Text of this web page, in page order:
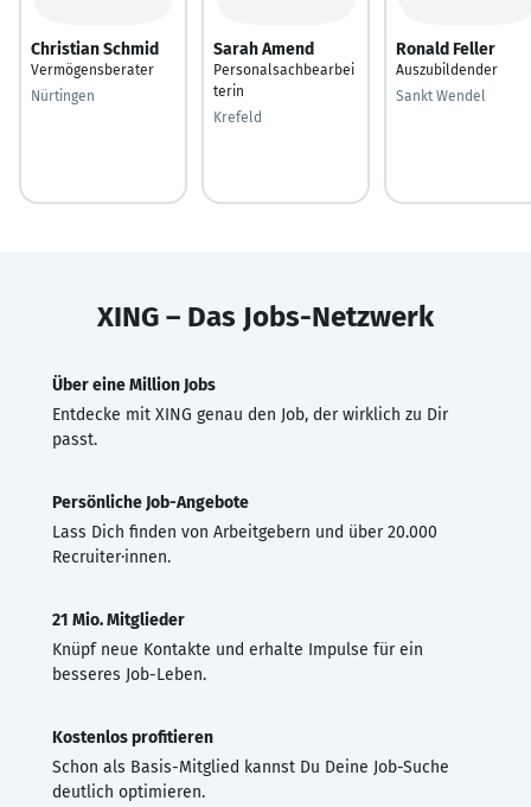
Christian Schmid
Vermögensberater
Nürtingen
Sarah Amend
Personalsachbearbei
terin
Krefeld
Ronald Feller
Auszubildender
Sankt Wendel
XING – Das Jobs-Netzwerk
Über eine Million Jobs
Entdecke mit XING genau den Job, der wirklich zu Dir
passt.
Persönliche Job-Angebote
Lass Dich finden von Arbeitgebern und über 20.000
Recruiter·innen.
21 Mio. Mitglieder
Knüpf neue Kontakte und erhalte Impulse für ein
besseres Job-Leben.
Kostenlos profitieren
Schon als Basis-Mitglied kannst Du Deine Job-Suche
deutlich optimieren.